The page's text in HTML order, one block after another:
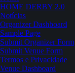
HOME DERBY 2.0
Notícias
Organizer Dashboard
Sample Page
Submit Organizer Form
Submit Venue Form
Termos e Privacidade
Venue Dashboard